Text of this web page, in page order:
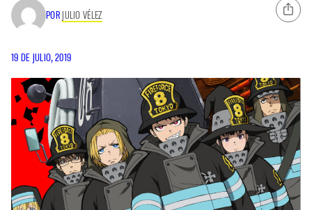
POR JULIO VÉLEZ
19 DE JULIO, 2019